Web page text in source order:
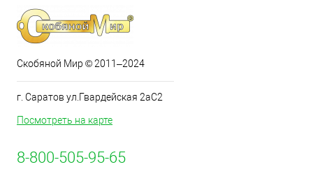
Скобяной Мир © 2011–2024
г. Саратов ул.Гвардейская 2аС2
Посмотреть на карте
8-800-505-95-65